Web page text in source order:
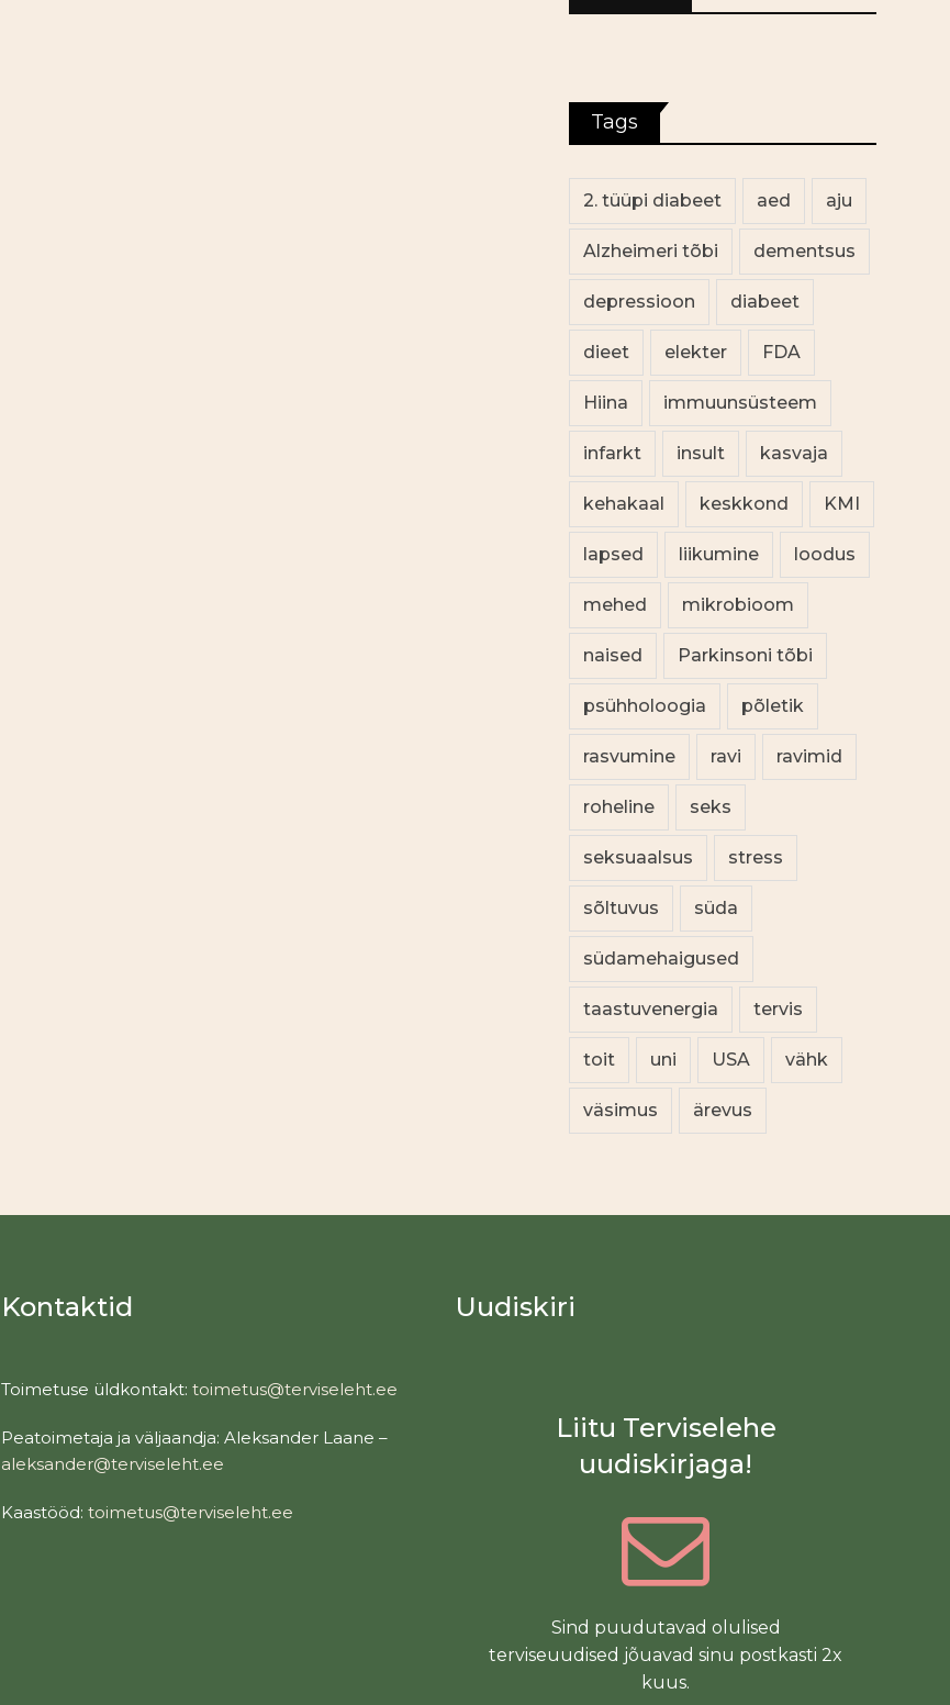
Tags
2. tüüpi diabeet aed aju
Alzheimeri tõbi dementsus
depressioon diabeet
dieet elekter FDA
Hiina immuunsüsteem
infarkt insult kasvaja
kehakaal keskkond KMI
lapsed liikumine loodus
mehed mikrobioom
naised Parkinsoni tõbi
psühholoogia põletik
rasvumine ravi ravimid
roheline seks
seksuaalsus stress
sõltuvus süda
südamehaigused
taastuvenergia tervis
toit uni USA vähk
väsimus ärevus
Kontaktid
Toimetuse üldkontakt:toimetus@terviseleht.ee
Peatoimetaja ja väljaandja: Aleksander Laane –
aleksander@terviseleht.ee
Kaastööd:toimetus@terviseleht.ee
Uudiskiri
Liitu Terviselehe
uudiskirjaga!
Sind puudutavad olulised
terviseuudised jõuavad sinu postkasti 2x
kuus.